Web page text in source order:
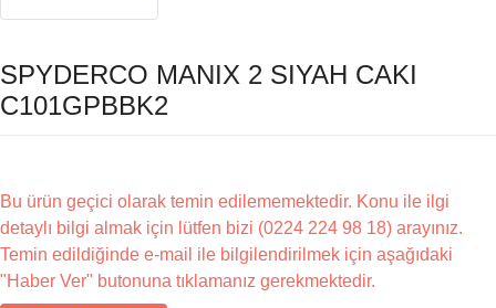
SPYDERCO MANIX 2 SIYAH CAKI
C101GPBBK2
Bu ürün geçici olarak temin edilememektedir. Konu ile ilgi
detaylı bilgi almak için lütfen bizi (0224 224 98 18) arayınız.
Temin edildiğinde e-mail ile bilgilendirilmek için aşağıdaki
"Haber Ver" butonuna tıklamanız gerekmektedir.